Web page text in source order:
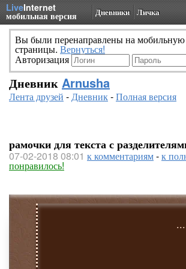
LiveInternet
мобильная версия Дневники Личка
Вы были перенаправлены на
страницы. Вернуться!
Авторизация
Дневник Arnusha
Лента друзей -Дневник-Полная версия
рамочки для текста с
07-02-2018 08:01 к комментариям-к
понравилось!